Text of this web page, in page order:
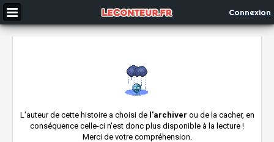
Connexion
L'auteur de cette histoire a choisi de l'archiver ou de la cacher, en
conséquence celle-ci n'est donc plus disponible à la lecture !
Merci de votre compréhension.